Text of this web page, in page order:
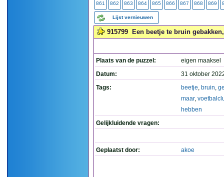
861 862 863 864 865 866 867 868 869
Lijst vernieuwen
915799 Een beetje te bruin
Plaats van de puzzel:
eigen maaksel
Datum:
31 oktober
Tags:
beetje, bruin,
maar,
hebben
Gelijkluidende vragen:
Geplaatst door: akoe